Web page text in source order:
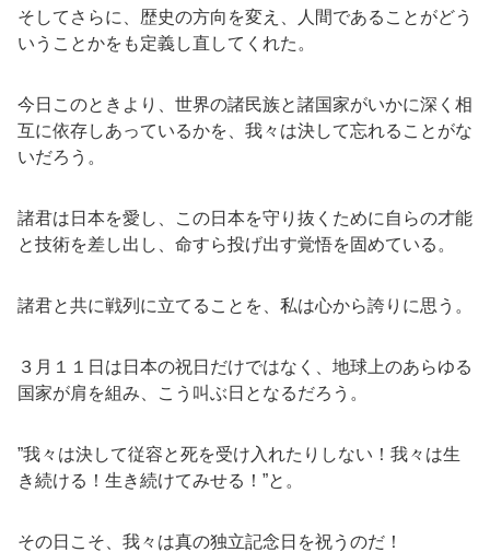
そしてさらに、歴史の方向を変え、人間であることがどう
いうことかをも定義し直してくれた。
今日このときより、世界の諸民族と諸国家がいかに深く相
互に依存しあっているかを、我々は決して忘れることがな
いだろう。
諸君は日本を愛し、この日本を守り抜くために自らの才能
と技術を差し出し、命すら投げ出す覚悟を固めている。
諸君と共に戦列に立てることを、私は心から誇りに思う。
３月１１日は日本の祝日だけではなく、地球上のあらゆる
国家が肩を組み、こう叫ぶ日となるだろう。
”我々は決して従容と死を受け入れたりしない！我々は生
き続ける！生き続けてみせる！”と。
その日こそ、我々は真の独立記念日を祝うのだ！